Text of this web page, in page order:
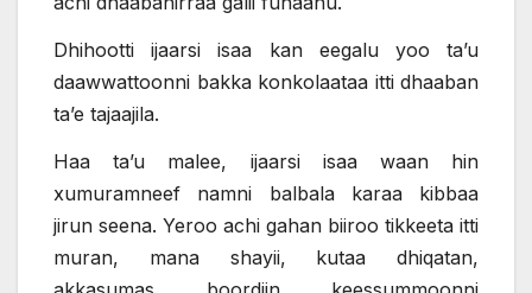
Dhihootti ijaarsi isaa kan eegalu yoo ta’u
daawwattoonni bakka konkolaataa itti dhaaban
ta’e tajaajila.
Haa ta’u malee, ijaarsi isaa waan hin
xumuramneef namni balbala karaa kibbaa
jirun seena. Yeroo achi gahan biiroo tikkeeta itti
muran, mana shayii, kutaa dhiqatan,